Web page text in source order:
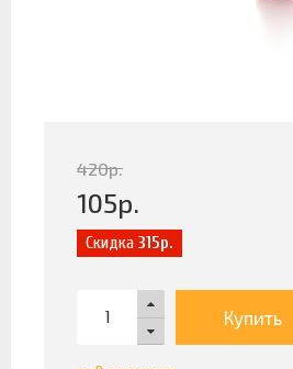
420р.
105р.
Скидка 315р.
Купить